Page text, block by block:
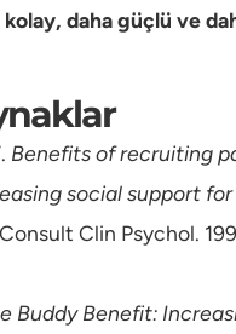
kolay, daha güçlü ve
Benefits of recruiting
social support
Clin Psychol.
Buddy Benefit: